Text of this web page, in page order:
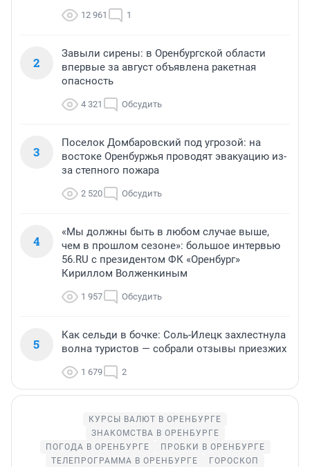
12 961 1
2
Завыли сирены: в Оренбургской области
впервые за август объявлена ракетная
опасность
4 321 Обсудить
3
Поселок Домбаровский под угрозой: на
востоке Оренбуржья проводят эвакуацию из-
за степного пожара
2 520 Обсудить
4
«Мы должны быть в любом случае выше,
чем в прошлом сезоне»: большое интервью
56.RU с президентом ФК «Оренбург»
Кириллом Волженкиным
1 957 Обсудить
5
Как сельди в бочке: Соль-Илецк захлестнула
волна туристов — собрали отзывы приезжих
1 679 2
КУРСЫ ВАЛЮТ В ОРЕНБУРГЕ
ЗНАКОМСТВА В ОРЕНБУРГЕ
ПОГОДА В ОРЕНБУРГЕ
ПРОБКИ В ОРЕНБУРГЕ
ТЕЛЕПРОГРАММА В ОРЕНБУРГЕ
ГОРОСКОП